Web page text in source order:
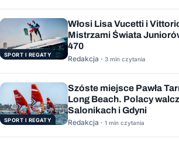
SPORT I REGATY
Włosi Lisa Vucetti i
Mistrzami Świata
470
Redakcja · 3 min czytania
SPORT I REGATY
Szóste miejsce Pawła
Long Beach. Polacy
Salonikach i Gdyni
Redakcja · 1 min czytania